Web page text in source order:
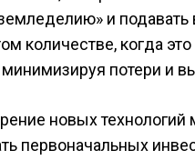
и
количестве, когда
минимизируя потери и
новых технологий
первоначальных